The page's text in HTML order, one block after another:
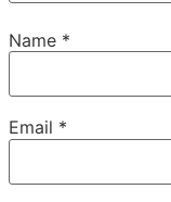
Name *
Email *